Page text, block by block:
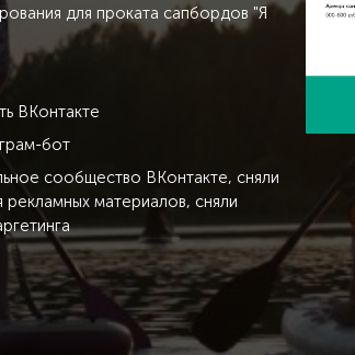
для проката сапбордов "Я
ВКонтакте
бот
сообщество ВКонтакте, сняли
материалов, сняли